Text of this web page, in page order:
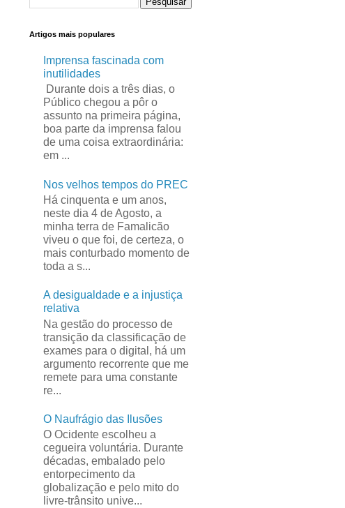
Artigos mais populares
Imprensa fascinada com
inutilidades
Durante dois a três dias, o
Público chegou a pôr o
assunto na primeira página,
boa parte da imprensa falou
de uma coisa extraordinária:
em ...
Nos velhos tempos do PREC
Há cinquenta e um anos,
neste dia 4 de Agosto, a
minha terra de Famalicão
viveu o que foi, de certeza, o
mais conturbado momento de
toda a s...
A desigualdade e a injustiça
relativa
Na gestão do processo de
transição da classificação de
exames para o digital, há um
argumento recorrente que me
remete para uma constante
re...
O Naufrágio das Ilusões
O Ocidente escolheu a
cegueira voluntária. Durante
décadas, embalado pelo
entorpecimento da
globalização e pelo mito do
livre-trânsito unive...